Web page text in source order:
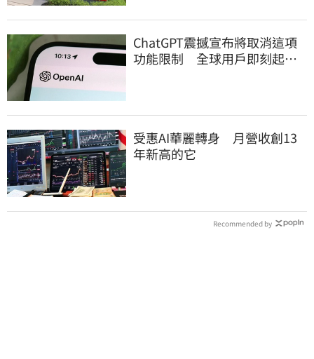
ChatGPT震撼宣布將取消這項
功能限制 全球用戶即刻起
受惠AI華麗轉身 月營收創13
年新高的它
Recommended by